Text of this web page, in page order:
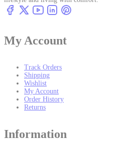
My Account
Track Orders
Shipping
Wishlist
My Account
Order History
Returns
Information